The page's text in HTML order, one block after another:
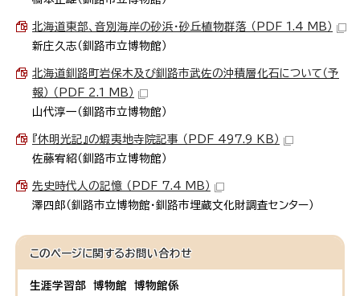
北海道東部、音別海岸の砂浜・砂丘植物群落 （PDF 1.4 MB）
新庄久志（釧路市立博物館）
北海道釧路町岩保木及び釧路市武佐の沖積層化石について（予
報） （PDF 2.1 MB）
山代淳一（釧路市立博物館）
『休明光記』の蝦夷地寺院記事 （PDF 497.9 KB）
佐藤宥紹（釧路市立博物館）
先史時代人の記憶 （PDF 7.4 MB）
澤四郎（釧路市立博物館・釧路市埋蔵文化財調査センター）
このページに関するお問い合わせ
生涯学習部 博物館 博物館係